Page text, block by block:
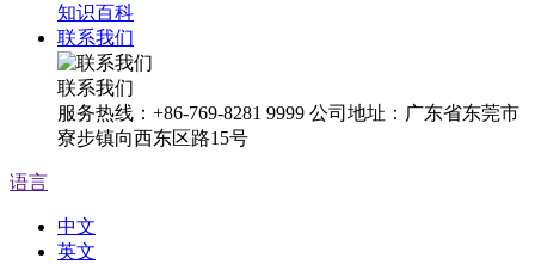
知识百科
联系我们
联系我们
服务热线：+86-769-8281 9999 公司地址：广东省东莞市
寮步镇向西东区路15号
语言
中文
英文